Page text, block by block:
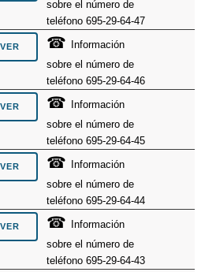
sobre el número de
teléfono 695-29-64-47
☎ Información
sobre el número de
teléfono 695-29-64-46
☎ Información
sobre el número de
teléfono 695-29-64-45
☎ Información
sobre el número de
teléfono 695-29-64-44
☎ Información
sobre el número de
teléfono 695-29-64-43